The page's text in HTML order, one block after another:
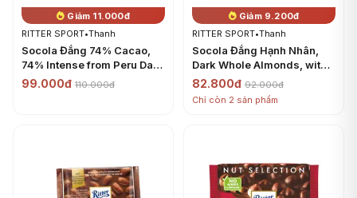
Giảm 11.000đ
RITTER SPORT•Thanh
Socola Đắng 74% Cacao,
74% Intense from Peru Dark
Chocolate (100g) - RITTER
99.000đ 110.000đ
Giảm 9.200đ
RITTER SPORT•Thanh
Socola Đắng Hạnh Nhân,
Dark Whole Almonds, with
Almonds Grown in the
California Sunshine, 3.5 oz
(100g) - RITTER SPORT
82.800đ 92.000đ
Chỉ còn 2 sản phẩm